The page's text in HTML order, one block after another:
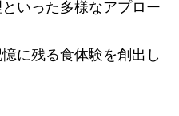
いった多様なアプロー
に残る食体験を創出し